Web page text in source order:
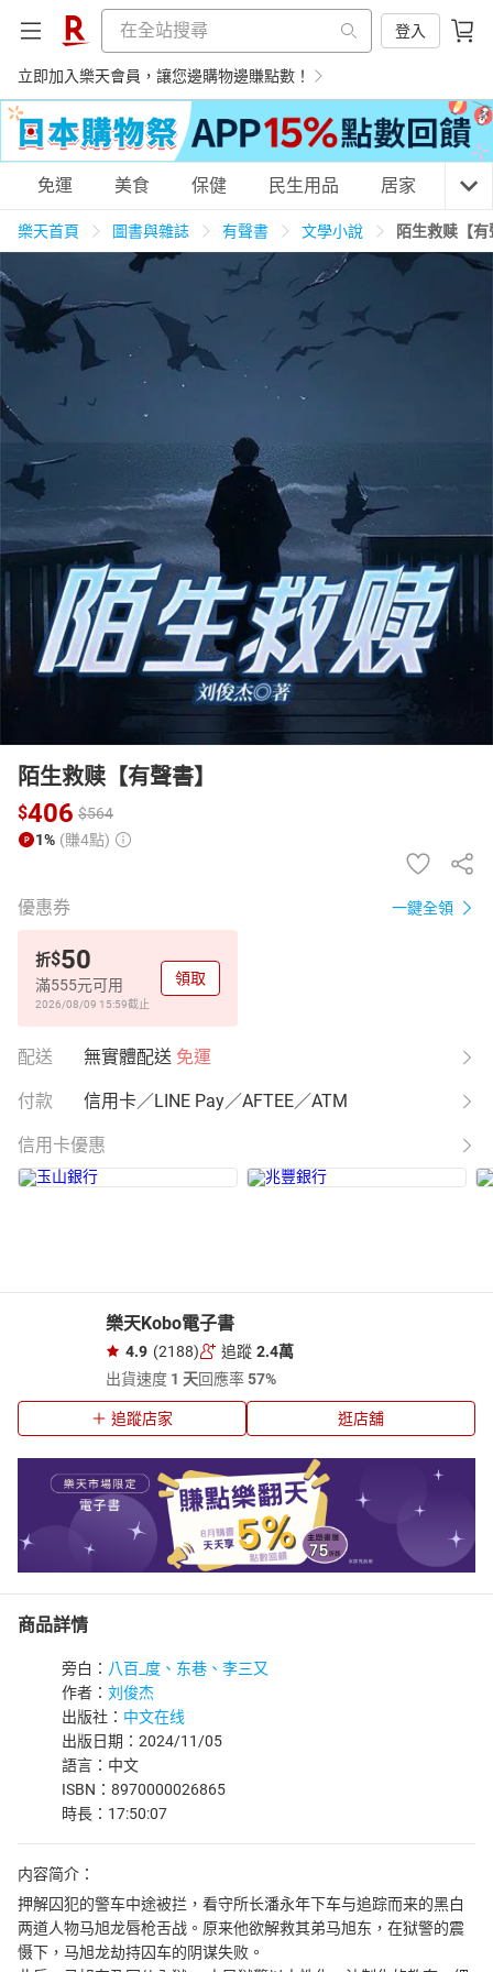
登入
立即加入樂天會員，讓您邊購物邊賺點數！
購物網分類
天天免運 養生保健
3C家電
女裝 男裝 化妝保養
日本購物 電子/紙本書
HOT
免運 美食 保健 民生用品 居家 3C
樂天首頁 圖書與雜誌 有聲書 文學小說 陌生救赎【有
陌生救赎【有聲書】
$406 $564
1% (賺4點)
優惠券 一鍵全領
折$50
滿555元可用
2026/08/09 15:59截止
領取
配送 無實體配送 免運
付款 信用卡／LINE Pay／AFTEE／ATM
信用卡優惠
樂天Kobo電子書
4.9 (2188) 追蹤 2.4萬
出貨速度 1 天回應率57%
追蹤店家 逛店舖
商品詳情
旁白： 八百_度、东巷、李三又
作者： 刘俊杰
出版社： 中文在线
出版日期：2024/11/05
語言：中文
ISBN：8970000026865
時長：17:50:07
内容简介：
押解囚犯的警车中途被拦，看守所长潘永年下车与追踪而来的黑白
两道人物马旭龙唇枪舌战。原来他欲解救其弟马旭东，在狱警的震
慑下，马旭龙劫持囚车的阴谋失败。